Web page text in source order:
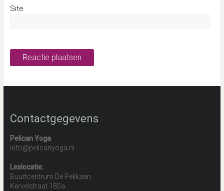
Site
Contactgegevens
Pelican Yoga
info@pelicanyoga.nl
Leslocatie:
Buurtcentrum De Pelikaan
Kervelstraat 185a